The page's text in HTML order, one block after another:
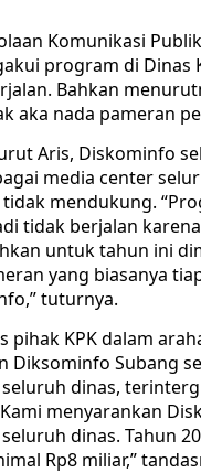
Komunikasi
program di Dinas
Bahkan
aka nada pameran
Aris, Diskominfo
media center
mendukung.
tidak berjalan
untuk tahun ini
yang biasanya
tuturnya.
pihak KPK dalam
Diksominfo Subang
dinas,
menyarankan
dinas. Tahun
Rp8 miliar,”